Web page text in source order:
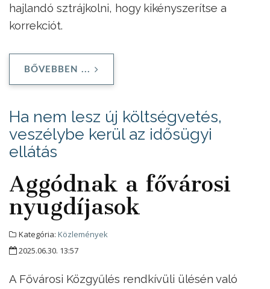
hajlandó sztrájkolni, hogy kikényszerítse a
korrekciót.
BŐVEBBEN ...
Ha nem lesz új költségvetés,
veszélybe kerül az idősügyi
ellátás
Aggódnak a fővárosi
nyugdíjasok
Kategória: Közlemények
2025.06.30. 13:57
A Fővárosi Közgyűlés rendkívüli ülésén való